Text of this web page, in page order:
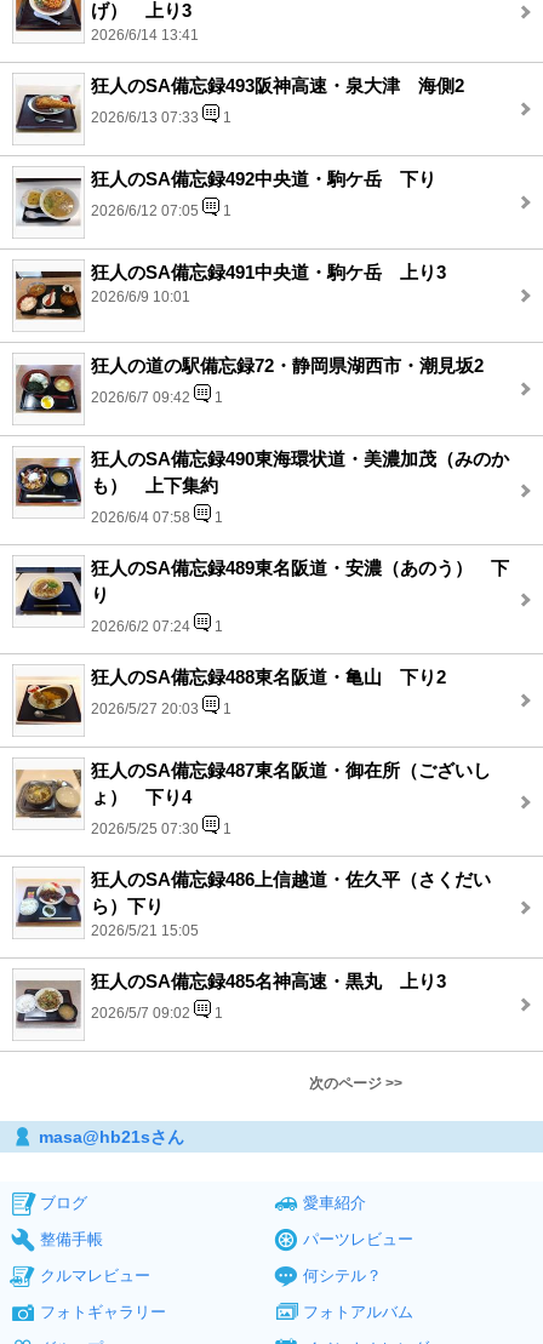
げ） 上り3
2026/6/14 13:41
狂人のSA備忘録493阪神高速・泉大津 海側2
2026/6/13 07:33 1
狂人のSA備忘録492中央道・駒ケ岳 下り
2026/6/12 07:05 1
狂人のSA備忘録491中央道・駒ケ岳 上り3
2026/6/9 10:01
狂人の道の駅備忘録72・静岡県湖西市・潮見坂2
2026/6/7 09:42 1
狂人のSA備忘録490東海環状道・美濃加茂（みのか
も） 上下集約
2026/6/4 07:58 1
狂人のSA備忘録489東名阪道・安濃（あのう） 下
り
2026/6/2 07:24 1
狂人のSA備忘録488東名阪道・亀山 下り2
2026/5/27 20:03 1
狂人のSA備忘録487東名阪道・御在所（ございし
ょ） 下り4
2026/5/25 07:30 1
狂人のSA備忘録486上信越道・佐久平（さくだい
ら）下り
2026/5/21 15:05
狂人のSA備忘録485名神高速・黒丸 上り3
2026/5/7 09:02 1
次のページ >>
masa@hb21sさん
ブログ
愛車紹介
整備手帳
パーツレビュー
クルマレビュー
何シテル？
フォトギャラリー
フォトアルバム